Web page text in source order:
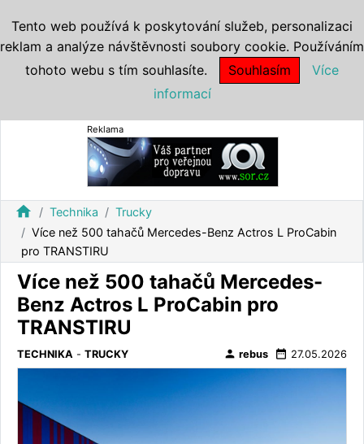
Reklama
home Technika
Trucky
Více než 500 tahačů Mercedes-Benz Actros L ProCabin
pro TRANSTIRU
Více než 500 tahačů Mercedes-
Benz Actros L ProCabin pro
TRANSTIRU
TECHNIKA - TRUCKY person rebus date_range 27.05.2026
Tento web používá k poskytování služeb, personalizaci
reklam a analýze návštěvnosti soubory cookie. Používáním
tohoto webu s tím souhlasíte.
Souhlasím
Více
informací